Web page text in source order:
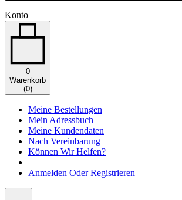
Konto
0
Warenkorb
(0)
Meine Bestellungen
Mein Adressbuch
Meine Kundendaten
Nach Vereinbarung
Können Wir Helfen?
Anmelden Oder Registrieren